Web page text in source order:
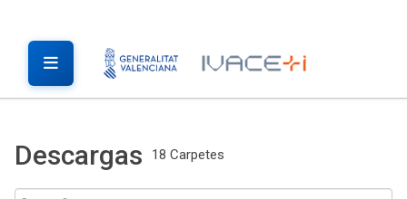
Descargas 18 Carpetes